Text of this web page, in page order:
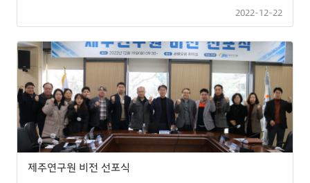
2022-12-22
제주연구원 비전 선포식